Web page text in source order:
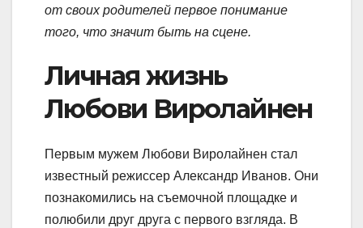
от своих родителей первое понимание
того, что значит быть на сцене.
Личная жизнь
Любови Виролайнен
Первым мужем Любови Виролайнен стал
известный режиссер Александр Иванов. Они
познакомились на съемочной площадке и
полюбили друг друга с первого взгляда. В